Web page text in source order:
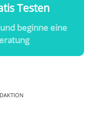
Testen
beginne eine